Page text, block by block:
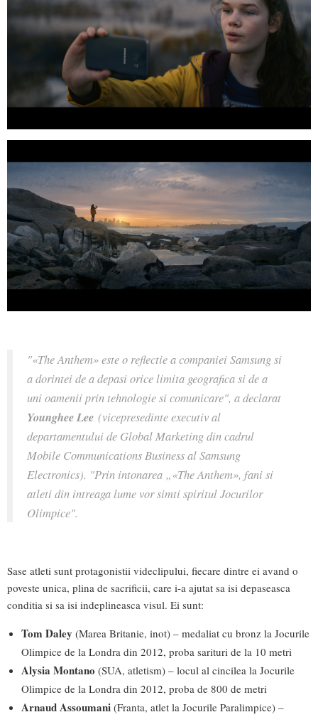
"«The Anthem» este o reflectie a companiei Samsung si
a dorintei de a depasi orice limita geografica si de a
uni oamenii prin tehnologie si comunicare", a declarat
Younghee Lee (vicepresedinte executiv al
departamentului de Global Marketing din cadrul
Mobile Communications Business al Samsung
Electronics). "Prin intonarea „«The Anthem», fani si
atleti din intreaga lume vor simti spiritul Jocurilor
Olimpice".
Sase atleti sunt protagonistii videclipului, fiecare dintre ei avand o
poveste unica, plina de sacrificii, care i-a ajutat sa isi depaseasca
conditia si sa isi indeplineasca visul. Ei sunt:
Tom Daley (Marea Britanie, inot) – medaliat cu bronz la Jocurile
Olimpice de la Londra din 2012, proba sarituri de la 10 metri
Alysia Montano (SUA, atletism) – locul al cincilea la Jocurile
Olimpice de la Londra din 2012, proba de 800 de metri
Arnaud Assoumani (Franta, atlet la Jocurile Paralimpice) –